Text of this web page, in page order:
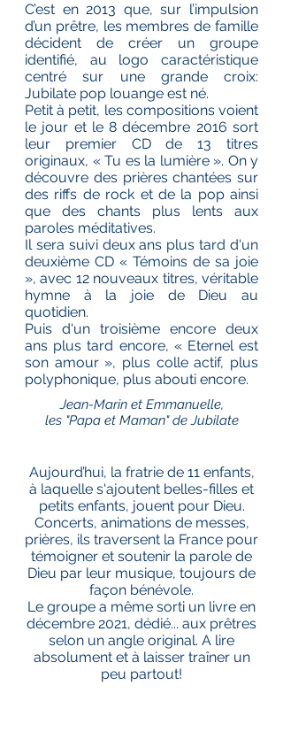
C’est en 2013 que, sur l’impulsion
d’un prêtre, les membres de famille
décident de créer un groupe
identifié, au logo caractéristique
centré sur une grande croix:
Jubilate pop louange est né.
Petit à petit, les compositions voient
le jour et le 8 décembre 2016 sort
leur premier CD de 13 titres
originaux, « Tu es la lumière ». On y
découvre des prières chantées sur
des riffs de rock et de la pop ainsi
que des chants plus lents aux
paroles méditatives.
Il sera suivi deux ans plus tard d'un
deuxième CD « Témoins de sa joie
», avec 12 nouveaux titres, véritable
hymne à la joie de Dieu au
quotidien.
Puis d'un troisième encore deux
ans plus tard encore, « Eternel est
son amour », plus colleactif, plus
polyphonique, plus abouti encore.
Jean-Marin et Emmanuelle,
les "Papa et Maman" de Jubilate
Aujourd’hui, la fratrie de 11 enfants,
à laquelle s'ajoutent belles-filles et
petits enfants, jouent pour Dieu.
Concerts, animations de messes,
prières, ils traversent la France pour
témoigner et soutenir la parole de
Dieu par leur musique, toujours de
façon bénévole.
Le groupe a même sorti un livre en
décembre 2021, dédié... aux prêtres
selon un angle original. A lire
absolument et à laisser traîner un
peu partout!